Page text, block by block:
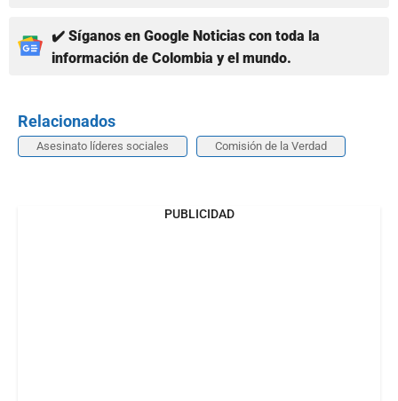
✔️ Síganos en Google Noticias con toda la
información de Colombia y el mundo.
Relacionados
Asesinato líderes sociales Comisión de la Verdad
PUBLICIDAD